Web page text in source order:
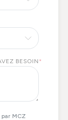
BESOIN *
MCZ